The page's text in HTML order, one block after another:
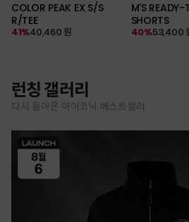
COLOR PEAK EX S/S
R/TEE
40,460 원
41%
M'S READY-
SHORTS
53,400
40%
런칭 갤러리
다시 돌아온 아이코닉 베스트셀러